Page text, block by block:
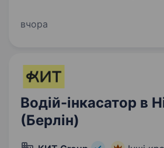
місті Таллінн, Естонія.
зв’язком,…
вчора
Водій-інкасатор в
(Берлін)